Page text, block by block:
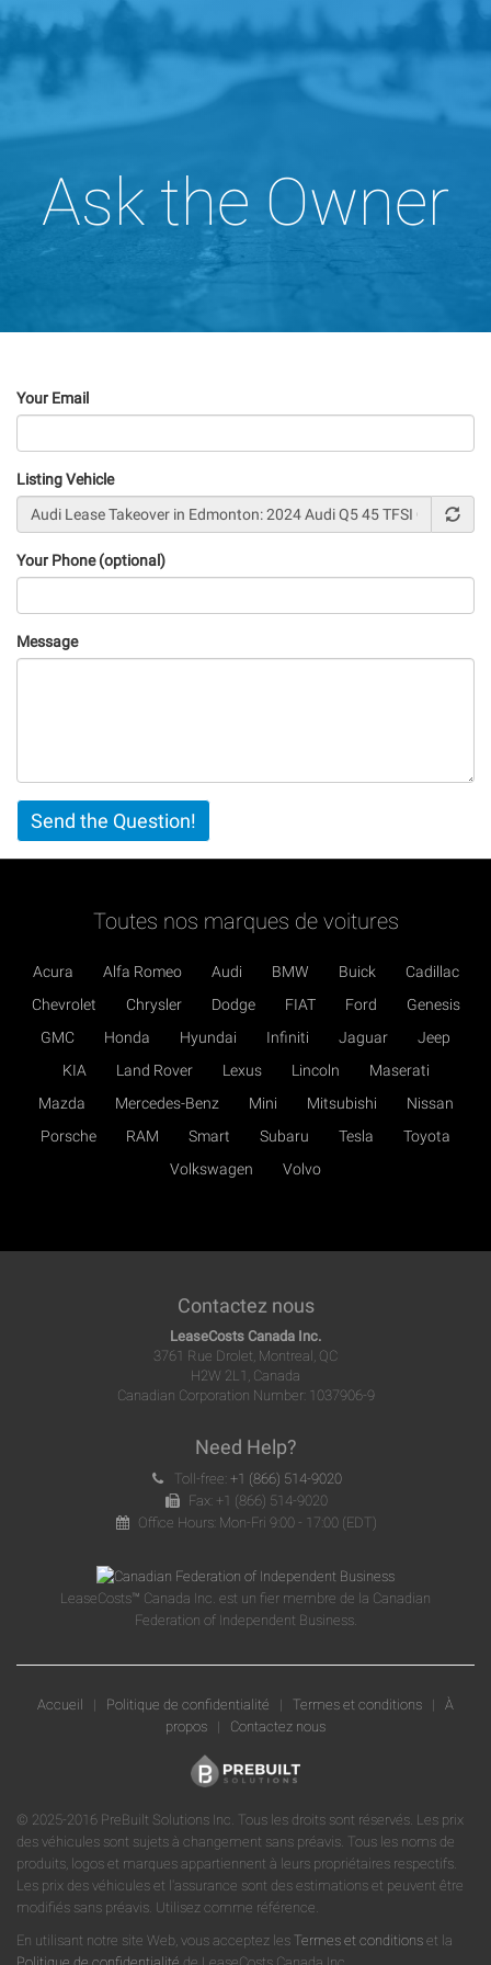
Ask the Owner
Your Email
Listing Vehicle
Your Phone (optional)
Message
Vertical
Tabs
Send the Question!
Toutes nos marques de voitures
Acura Alfa Romeo Audi BMW Buick
Cadillac
Chevrolet
Chrysler Dodge FIAT Ford
Genesis
GMC
Honda Hyundai Infiniti Jaguar
Jeep
KIA
Land Rover Lexus Lincoln
Maserati
Mazda
Mercedes-Benz Mini Mitsubishi
Nissan
Porsche
RAM Smart Subaru Tesla
Toyota
Volkswagen
Volvo
Contactez nous
LeaseCosts Canada Inc.
3761 Rue Drolet, Montreal, QC
H2W 2L1, Canada
Canadian Corporation Number: 1037906-9
Need Help?
Toll-free: +1 (866) 514-9020
Fax: +1 (866) 514-9020
Office Hours: Mon-Fri 9:00 - 17:00 (EDT)
LeaseCosts™ Canada Inc. est un fier membre de la Canadian
Federation of Independent Business.
Accueil | Politique de confidentialité | Termes et conditions | À
propos | Contactez nous
© 2025-2016 PreBuilt Solutions Inc. Tous les droits sont réservés. Les prix
des véhicules sont sujets à changement sans préavis. Tous les noms de
produits, logos et marques appartiennent à leurs propriétaires respectifs.
Les prix des véhicules et l'assurance sont des estimations et peuvent être
modifiés sans préavis. Utilisez comme référence.
En utilisant notre site Web, vous acceptez les Termes et conditions et la